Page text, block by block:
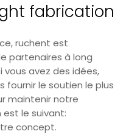
fabrication
ruchent est
partenaires à long
avez des idées,
fournir le soutien le plus
maintenir notre
le suivant:
concept.